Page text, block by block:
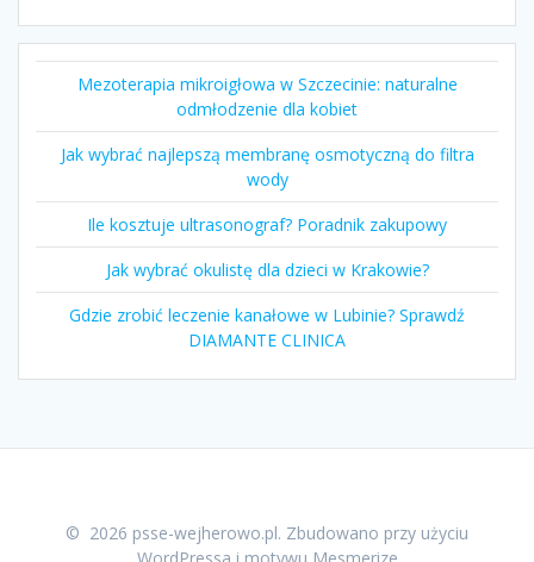
Mezoterapia mikroigłowa w Szczecinie: naturalne
odmłodzenie dla kobiet
Jak wybrać najlepszą membranę osmotyczną do filtra
wody
Ile kosztuje ultrasonograf? Poradnik zakupowy
Jak wybrać okulistę dla dzieci w Krakowie?
Gdzie zrobić leczenie kanałowe w Lubinie? Sprawdź
DIAMANTE CLINICA
© 2026 psse-wejherowo.pl. Zbudowano przy użyciu